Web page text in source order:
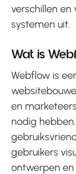
verschillen
systemen uit.
Wat is
Webflow is
en
nodig
gebruikers
ontwerpen en